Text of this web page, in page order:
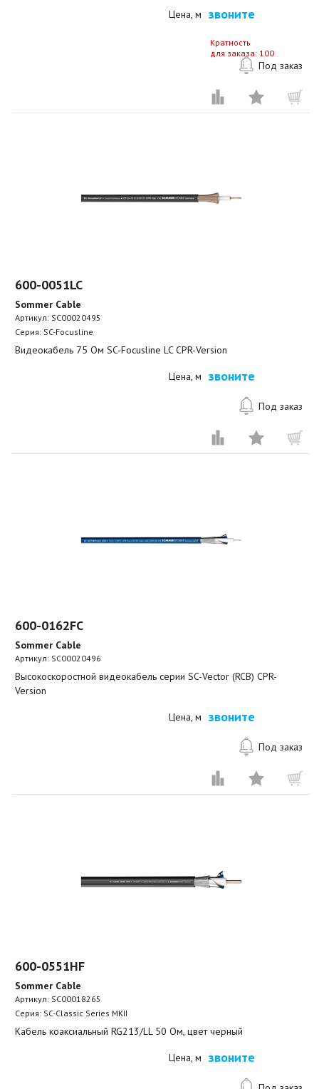
Цена, м звоните
Кратность
для заказа: 100
Под заказ
600-0051LC
Sommer Cable
Артикул: SC00020495
Серия: SC-Focusline
Видеокабель 75 Ом SC-Focusline LC CPR-Version
Цена, м звоните
Под заказ
600-0162FC
Sommer Cable
Артикул: SC00020496
Высокоскоростной видеокабель серии SC-Vector (RCB) CPR-
Version
Цена, м звоните
Под заказ
600-0551HF
Sommer Cable
Артикул: SC00018265
Серия: SC-Classic Series MKII
Кабель коаксиальный RG213/LL 50 Ом, цвет черный
Цена, м звоните